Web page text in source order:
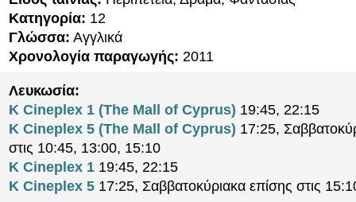
Κατηγορία: 12
Γλώσσα: Αγγλικά
Χρονολογία παραγωγής: 2011
Λευκωσία:
K Cineplex 1 (The Mall of Cyprus) 19:45, 22:15
K Cineplex 5 (The Mall of Cyprus) 17:25,
στις 10:45, 13:00, 15:10
K Cineplex 1 19:45, 22:15
K Cineplex 5 17:25, Σαββατοκύριακα επίσης στις